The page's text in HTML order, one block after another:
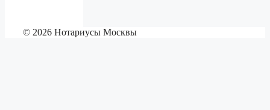
© 2026 Нотариусы Москвы